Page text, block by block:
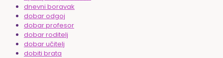
dnevni boravak
dobar odgoj
dobar profesor
dobar roditelj
dobar učitelj
dobiti brata